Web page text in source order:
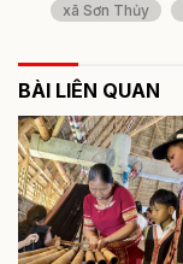
xã Sơn Thủy
BÀI LIÊN QUAN